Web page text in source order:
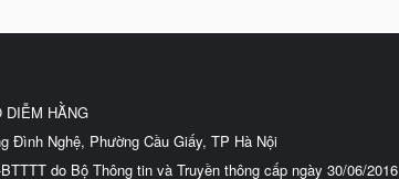
DIỄM HẰNG
Đình Nghệ, Phường Cầu Giấy, TP Hà Nội
do Bộ Thông tin và Truyền thông cấp ngày 30/06/2016